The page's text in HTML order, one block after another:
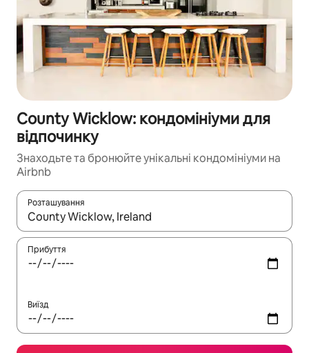
County Wicklow: кондомініуми для
відпочинку
Знаходьте та бронюйте унікальні кондомініуми на
Airbnb
Розташування
Отримавши результати пошуку, використовуйте для
Прибуття
Виїзд